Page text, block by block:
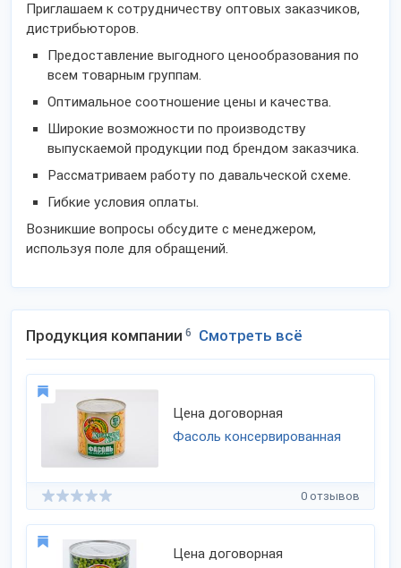
Приглашаем к сотрудничеству оптовых заказчиков,
дистрибьюторов.
Предоставление выгодного ценообразования по
всем товарным группам.
Оптимальное соотношение цены и качества.
Широкие возможности по производству
выпускаемой продукции под брендом заказчика.
Рассматриваем работу по давальческой схеме.
Гибкие условия оплаты.
Возникшие вопросы обсудите с менеджером,
используя поле для обращений.
Продукция компании 6 Смотреть всё
Цена договорная
Фасоль консервированная
0 отзывов
Цена договорная